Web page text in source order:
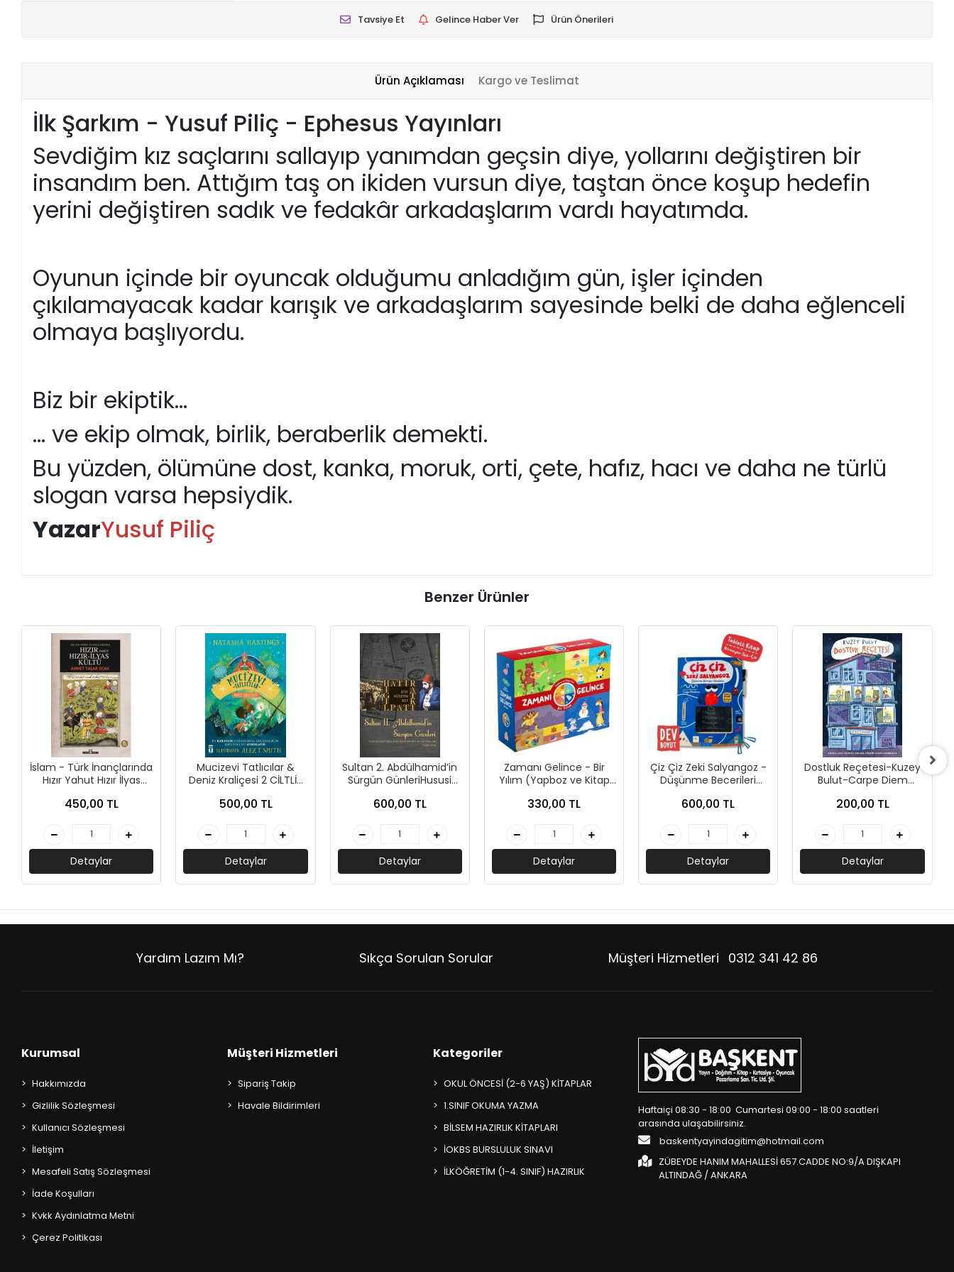
YDS - YÖKDİL HAZIRLIK KİTAPLARI +
ASKERİ LİSE - PMYO KİTAPLARI
YÖS KİTAPLARI
DHBT HAZIRLIK KİTAPLARI
SPK HAZIRLIK KİTAPLARI
ÜNİVERSİTE DERS KİTAPLARI +
+
ALMANCA HİKAYE KİTAPLARI
AKIL OYUNLARI + PUZZLE
CEP KİTAPLARI
SÖZLÜK ÇEŞİTLERİ +
ATLAS ÇEŞİTLERİ +
KUR'AN-I KERİM - YASİN-İ ŞERİF +
KONUŞMA KLAVUZLARI
Tavsiye Et Gelince Haber Ver Ürün Önerileri
Ürün Açıklaması Kargo ve Teslimat
İlk Şarkım - Yusuf Piliç - Ephesus Yayınları
Sevdiğim kız saçlarını sallayıp yanımdan geçsin diye, yollarını değiştiren bir
insandım ben. Attığım taş on ikiden vursun diye, taştan önce koşup hedefin
yerini değiştiren sadık ve fedakâr arkadaşlarım vardı hayatımda.
Oyunun içinde bir oyuncak olduğumu anladığım gün, işler içinden
çıkılamayacak kadar karışık ve arkadaşlarım sayesinde belki de daha eğlenceli
olmaya başlıyordu.
Biz bir ekiptik...
… ve ekip olmak, birlik, beraberlik demekti.
Bu yüzden, ölümüne dost, kanka, moruk, orti, çete, hafız, hacı ve daha ne türlü
slogan varsa hepsiydik.
YazarYusuf Piliç
Benzer Ürünler
İslam - Türk İnançlarında
Hızır Yahut Hızır İlyas
Ocak-Timaş Tarih
450,00 TL
Detaylar
Mucizevi Tatlıcılar &
Deniz Kraliçesi 2 CİLTLİ-
Timaş
500,00 TL
Detaylar
Sultan 2. Abdülhamid’in
Sürgün GünleriHususi
Beyin Hatıraları (1909-
Tarih
600,00 TL
Detaylar
Zamanı Gelince - Bir
Yılım (Yapboz ve Kitap
Oyun
330,00 TL
Detaylar
Çiz Çiz Zeki Salyangoz -
Düşünme Becerileri
Sincap Kitap
600,00 TL
Detaylar
Dostluk Reçetesi-Kuzey
Bulut-Carpe Diem
200,00 TL
Detaylar
Yardım Lazım Mı? Sıkça Sorulan Sorular Müşteri Hizmetleri 0312 341 42 86
Kurumsal
Hakkımızda
Gizlilik Sözleşmesi
Kullanıcı Sözleşmesi
İletişim
Mesafeli Satış Sözleşmesi
İade Koşulları
Kvkk Aydınlatma Metni
Çerez Politikası
Müşteri Hizmetleri
Sipariş Takip
Havale Bildirimleri
Kategoriler
OKUL ÖNCESİ (2-6 YAŞ) KİTAPLAR
1.SINIF OKUMA YAZMA
BİLSEM HAZIRLIK KİTAPLARI
İOKBS BURSLULUK SINAVI
İLKÖĞRETİM (1-4. SINIF) HAZIRLIK
Haftaiçi 08:30 - 18:00 Cumartesi 09:00 - 18:00 saatleri
arasında ulaşabilirsiniz.
baskentyayindagitim@hotmail.com
ZÜBEYDE HANIM MAHALLESİ 657.CADDE NO:9/A DIŞKAPI
ALTINDAĞ / ANKARA